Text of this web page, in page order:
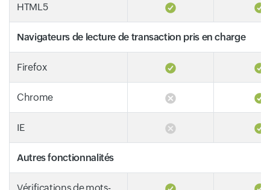
HTML5
Navigateurs de lecture de transaction pris en charge
Firefox
Chrome
IE
Autres fonctionnalités